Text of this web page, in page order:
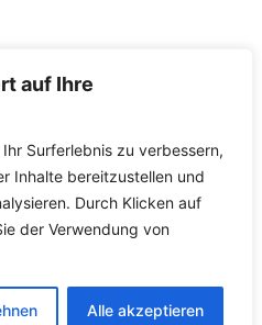
auf Ihre
Surferlebnis zu verbessern,
Inhalte bereitzustellen und
Durch Klicken auf
der Verwendung von
Alle akzeptieren